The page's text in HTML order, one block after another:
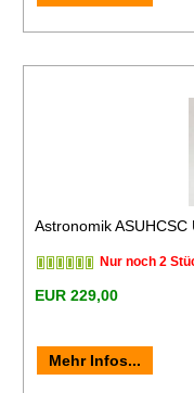
Astronomik
Nur noch 2
EUR 229,00
Mehr Infos...